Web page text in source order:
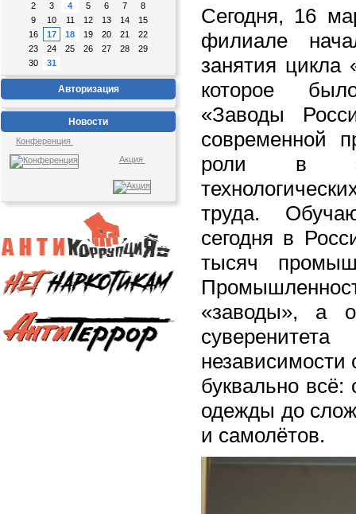
2
3 4 5 6 7
8
9
10 11 12 13 14
15
16
17 18 19 20 21
22
23
24 25 26 27 28
29
30
31
Авторизация
Новости
Конференция
Акция
Сегодня, 16
филиале
занятия цикла
которое
«Заводы
современной
роли в
труда.
сегодня в
тысяч
«заводы», а
независимости
буквально всё:
одежды до
и самолётов.